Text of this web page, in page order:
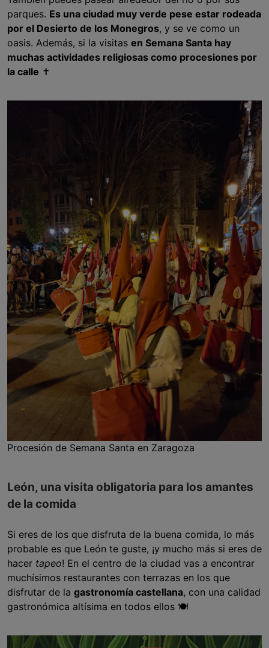
parques. Es una ciudad muy verde pese estar rodeada
por el Desierto de los Monegros, y se ve como un
oasis. Además, si la visitas en Semana Santa hay
muchas actividades religiosas como procesiones por
la calle ✝
Procesión de Semana Santa en Zaragoza
León, una visita obligatoria para los amantes
de la comida
Si eres de los que disfruta de la buena comida, lo más
probable es que León te guste, ¡y mucho más si eres de
hacer tapeo! En el centro de la ciudad vas a encontrar
muchísimos restaurantes con terrazas en los que
disfrutar de la gastronomía castellana, con una calidad
gastronómica altísima en todos ellos 🍽